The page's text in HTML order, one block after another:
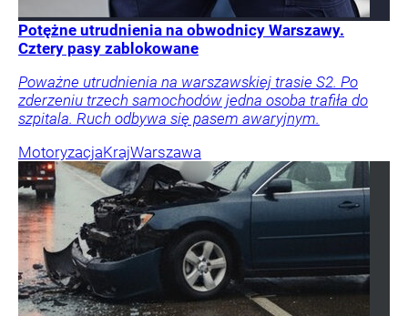
Potężne utrudnienia na obwodnicy Warszawy.
Cztery pasy zablokowane
Poważne utrudnienia na warszawskiej trasie S2. Po
zderzeniu trzech samochodów jedna osoba trafiła do
szpitala. Ruch odbywa się pasem awaryjnym.
MotoryzacjaKrajWarszawa